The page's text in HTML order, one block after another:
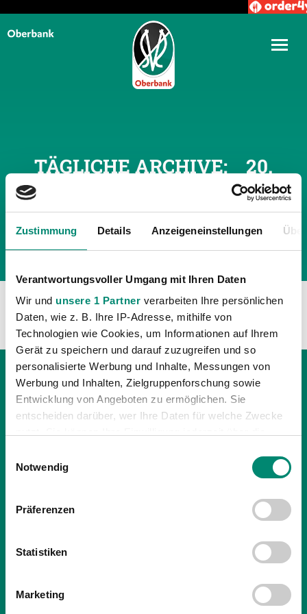
Zustimmung Details Anzeigeneinstellungen
Verantwortungsvoller Umgang mit Ihren Daten
Wir und unsere 1 Partner verarbeiten Ihre persönlichen
Daten, wie z. B. Ihre IP-Adresse, mithilfe von
Technologien wie Cookies, um Informationen auf Ihrem
Gerät zu speichern und darauf zuzugreifen und so
personalisierte Werbung und Inhalte, Messungen von
Werbung und Inhalten, Zielgruppenforschung sowie
Entwicklung von Angeboten zu ermöglichen. Sie
entscheiden darüber, wer Ihre Daten für welche Zwecke
Trigger Symbol ändern oder widerrufen
Erfahren Sie mehr darüber, wie Ihre persönlichen Daten
verarbeitet werden, und legen Sie Ihre Präferenzen im
Wir verwenden Cookies, um Inhalte und Anzeigen zu
zu können und die Zugriffe auf unsere Website zu
Notwendig
Präferenzen
Statistiken
Marketing
TÄGLICHE ARCHIVE:
20.
20.08.2020